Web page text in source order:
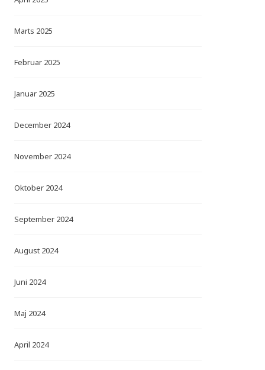
Marts 2025
Februar 2025
Januar 2025
December 2024
November 2024
Oktober 2024
September 2024
August 2024
Juni 2024
Maj 2024
April 2024